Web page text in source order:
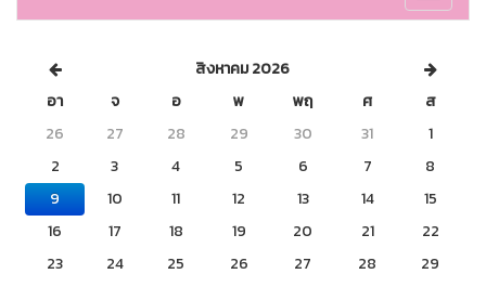
สิงหาคม 2026
อา
จ อ พ พฤ ศ
ส
26
27 28 29 30 31
1
2
3 4 5 6 7
8
9
10 11 12 13 14
15
16
17 18 19 20 21
22
23
24 25 26 27 28
29